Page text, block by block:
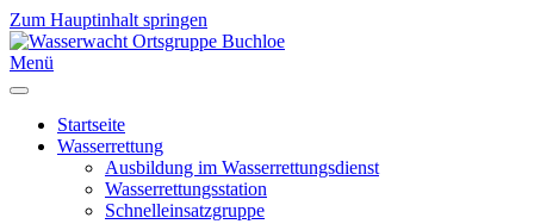
Zum Hauptinhalt springen
Menü
Startseite
Wasserrettung
Ausbildung im Wasserrettungsdienst
Wasserrettungsstation
Schnelleinsatzgruppe